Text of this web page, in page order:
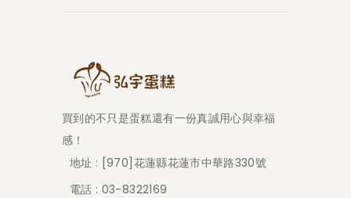
買到的不只是蛋糕還有一份真誠用心與幸福
感！
地址 : [970]花蓮縣花蓮市中華路330號
電話 : 03-8322169